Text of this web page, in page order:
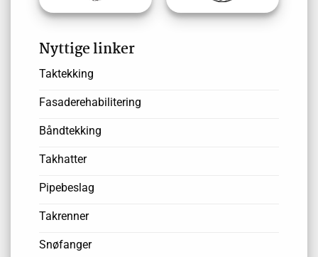
Nyttige linker
Taktekking
Fasaderehabilitering
Båndtekking
Takhatter
Pipebeslag
Takrenner
Snøfanger